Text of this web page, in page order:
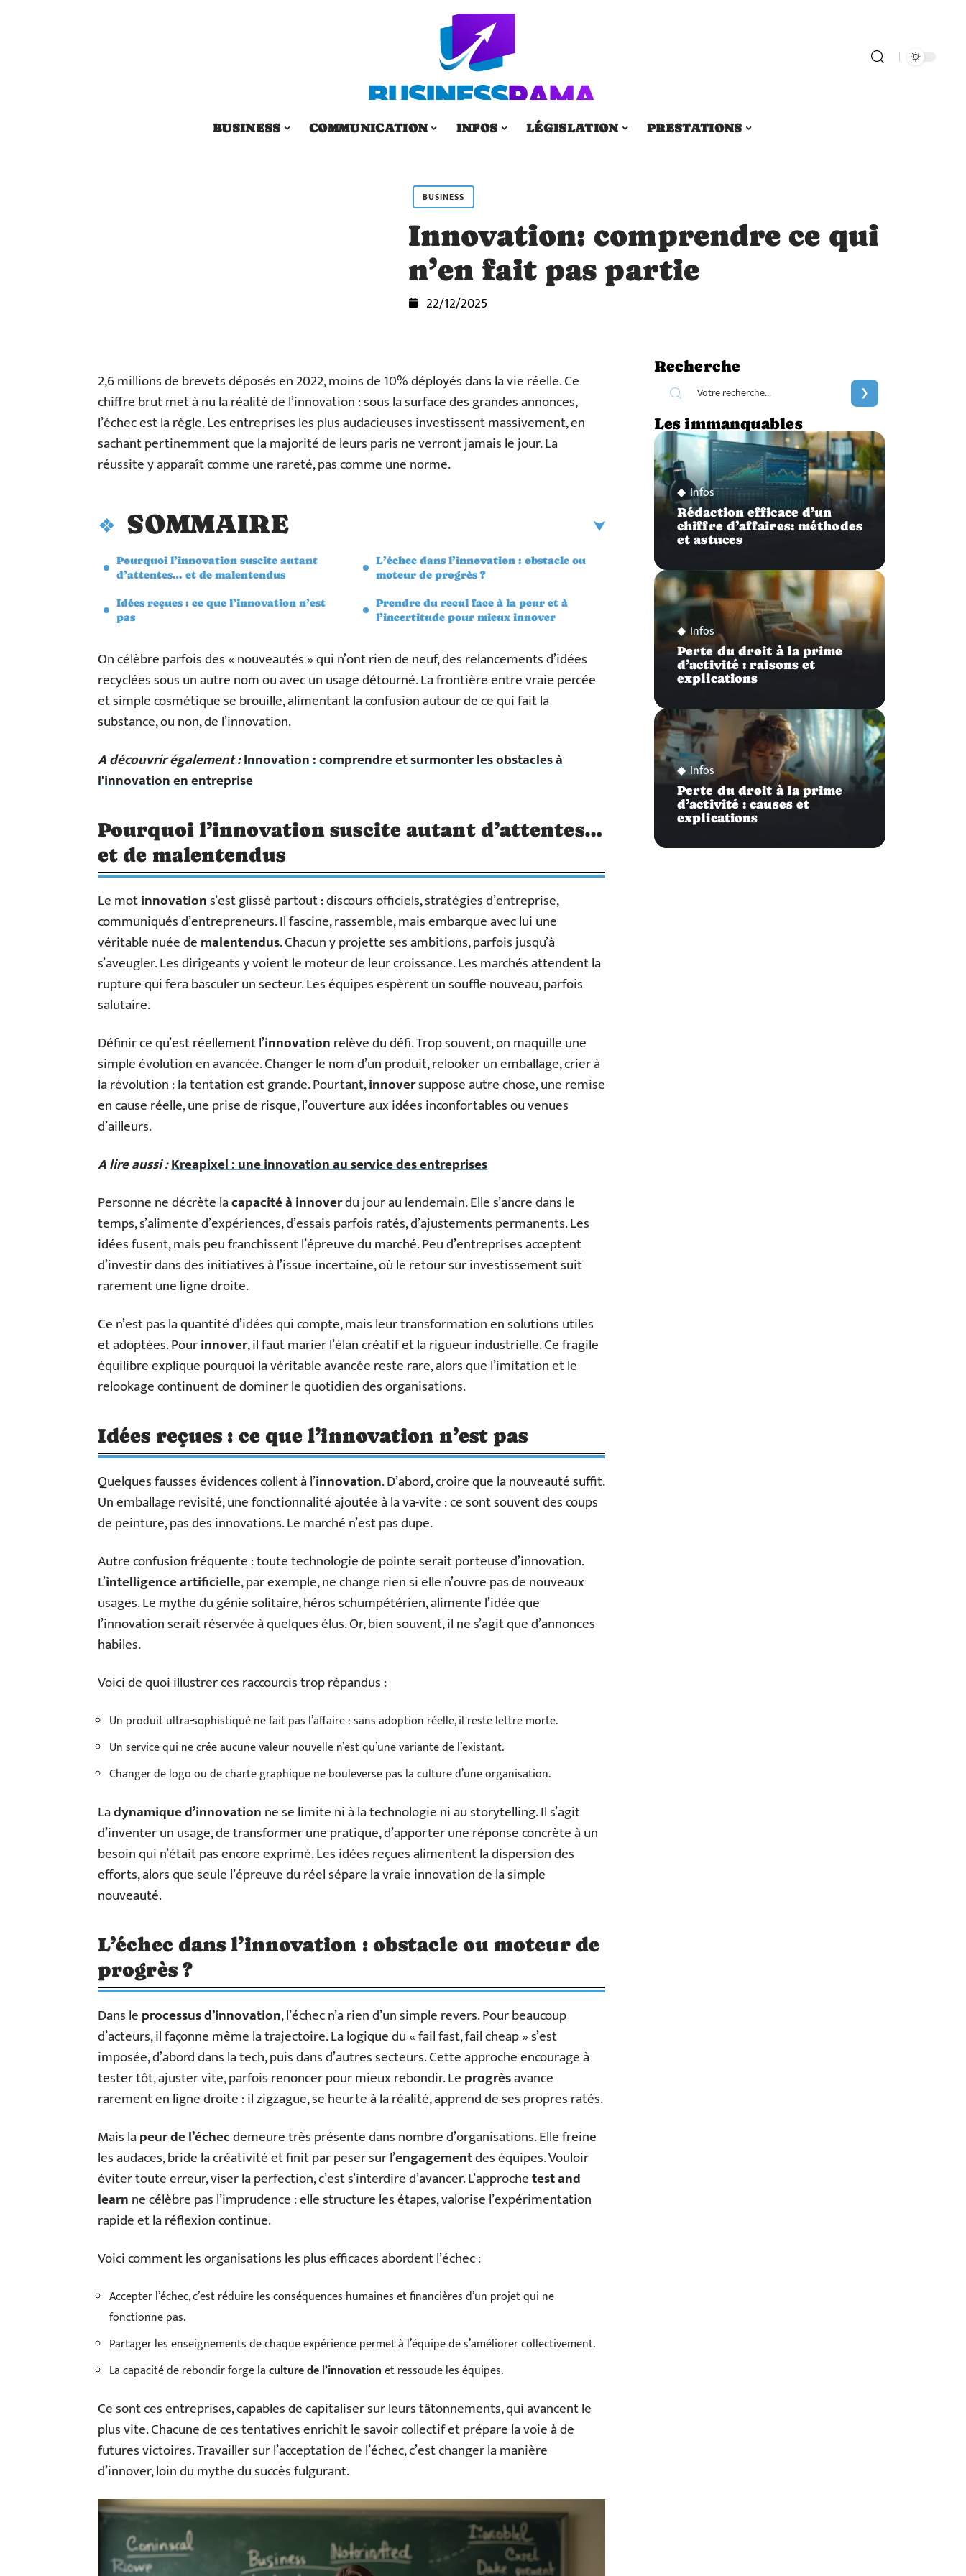
BUSINESS COMMUNICATION INFOS LÉGISLATION PRESTATIONS
BUSINESS
Innovation: comprendre ce qui
n’en fait pas partie
22/12/2025
2,6 millions de brevets déposés en 2022, moins de 10% déployés dans la vie réelle. Ce
chiffre brut met à nu la réalité de l’innovation : sous la surface des grandes annonces,
l’échec est la règle. Les entreprises les plus audacieuses investissent massivement, en
sachant pertinemment que la majorité de leurs paris ne verront jamais le jour. La
réussite y apparaît comme une rareté, pas comme une norme.
SOMMAIRE
Pourquoi l’innovation suscite autant
d’attentes… et de malentendus
Idées reçues : ce que l’innovation n’est
pas
L’échec dans l’innovation : obstacle ou
moteur de progrès ?
Prendre du recul face à la peur et à
l’incertitude pour mieux innover
On célèbre parfois des « nouveautés » qui n’ont rien de neuf, des relancements d’idées
recyclées sous un autre nom ou avec un usage détourné. La frontière entre vraie percée
et simple cosmétique se brouille, alimentant la confusion autour de ce qui fait la
substance, ou non, de l’innovation.
A découvrir également :Innovation : comprendre et surmonter les obstacles à
l'innovation en entreprise
Pourquoi l’innovation suscite autant d’attentes…
et de malentendus
Le motinnovations’est glissé partout : discours officiels, stratégies d’entreprise,
communiqués d’entrepreneurs. Il fascine, rassemble, mais embarque avec lui une
véritable nuée demalentendus. Chacun y projette ses ambitions, parfois jusqu’à
s’aveugler. Les dirigeants y voient le moteur de leur croissance. Les marchés attendent la
rupture qui fera basculer un secteur. Les équipes espèrent un souffle nouveau, parfois
salutaire.
Définir ce qu’est réellement l’innovationrelève du défi. Trop souvent, on maquille une
simple évolution en avancée. Changer le nom d’un produit, relooker un emballage, crier à
la révolution : la tentation est grande. Pourtant,innoversuppose autre chose, une remise
en cause réelle, une prise de risque, l’ouverture aux idées inconfortables ou venues
d’ailleurs.
A lire aussi :Kreapixel : une innovation au service des entreprises
Personne ne décrète lacapacité à innoverdu jour au lendemain. Elle s’ancre dans le
temps, s’alimente d’expériences, d’essais parfois ratés, d’ajustements permanents. Les
idées fusent, mais peu franchissent l’épreuve du marché. Peu d’entreprises acceptent
d’investir dans des initiatives à l’issue incertaine, où le retour sur investissement suit
rarement une ligne droite.
Ce n’est pas la quantité d’idées qui compte, mais leur transformation en solutions utiles
et adoptées. Pourinnover, il faut marier l’élan créatif et la rigueur industrielle. Ce fragile
équilibre explique pourquoi la véritable avancée reste rare, alors que l’imitation et le
relookage continuent de dominer le quotidien des organisations.
Idées reçues : ce que l’innovation n’est pas
Quelques fausses évidences collent à l’innovation. D’abord, croire que la nouveauté suffit.
Un emballage revisité, une fonctionnalité ajoutée à la va-vite : ce sont souvent des coups
de peinture, pas des innovations. Le marché n’est pas dupe.
Autre confusion fréquente : toute technologie de pointe serait porteuse d’innovation.
L’intelligence artificielle, par exemple, ne change rien si elle n’ouvre pas de nouveaux
usages. Le mythe du génie solitaire, héros schumpétérien, alimente l’idée que
l’innovation serait réservée à quelques élus. Or, bien souvent, il ne s’agit que d’annonces
habiles.
Voici de quoi illustrer ces raccourcis trop répandus :
Un produit ultra-sophistiqué ne fait pas l’affaire : sans adoption réelle, il reste lettre morte.
Un service qui ne crée aucune valeur nouvelle n’est qu’une variante de l’existant.
Changer de logo ou de charte graphique ne bouleverse pas la culture d’une organisation.
Ladynamique d’innovationne se limite ni à la technologie ni au storytelling. Il s’agit
d’inventer un usage, de transformer une pratique, d’apporter une réponse concrète à un
besoin qui n’était pas encore exprimé. Les idées reçues alimentent la dispersion des
efforts, alors que seule l’épreuve du réel sépare la vraie innovation de la simple
nouveauté.
L’échec dans l’innovation : obstacle ou moteur de
progrès ?
Dans leprocessus d’innovation, l’échec n’a rien d’un simple revers. Pour beaucoup
d’acteurs, il façonne même la trajectoire. La logique du « fail fast, fail cheap » s’est
imposée, d’abord dans la tech, puis dans d’autres secteurs. Cette approche encourage à
tester tôt, ajuster vite, parfois renoncer pour mieux rebondir. Leprogrèsavance
rarement en ligne droite : il zigzague, se heurte à la réalité, apprend de ses propres ratés.
Mais lapeur de l’échecdemeure très présente dans nombre d’organisations. Elle freine
les audaces, bride la créativité et finit par peser sur l’engagementdes équipes. Vouloir
éviter toute erreur, viser la perfection, c’est s’interdire d’avancer. L’approchetest and
learnne célèbre pas l’imprudence : elle structure les étapes, valorise l’expérimentation
rapide et la réflexion continue.
Voici comment les organisations les plus efficaces abordent l’échec :
Accepter l’échec, c’est réduire les conséquences humaines et financières d’un projet qui ne
fonctionne pas.
Partager les enseignements de chaque expérience permet à l’équipe de s’améliorer collectivement.
La capacité de rebondir forge laculture de l’innovationet ressoude les équipes.
Ce sont ces entreprises, capables de capitaliser sur leurs tâtonnements, qui avancent le
plus vite. Chacune de ces tentatives enrichit le savoir collectif et prépare la voie à de
futures victoires. Travailler sur l’acceptation de l’échec, c’est changer la manière
d’innover, loin du mythe du succès fulgurant.
Recherche
Les immanquables
Infos
Rédaction efficace d’un
chiffre d’affaires: méthodes
et astuces
Infos
Perte du droit à la prime
d’activité : raisons et
explications
Infos
Perte du droit à la prime
d’activité : causes et
explications